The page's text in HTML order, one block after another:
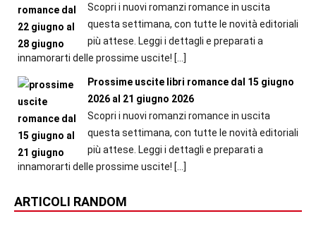
Scopri i nuovi romanzi romance in uscita
questa settimana, con tutte le novità editoriali
più attese. Leggi i dettagli e preparati a
innamorarti delle prossime uscite! […]
Prossime uscite libri romance dal 15 giugno
2026 al 21 giugno 2026
Scopri i nuovi romanzi romance in uscita
questa settimana, con tutte le novità editoriali
più attese. Leggi i dettagli e preparati a
innamorarti delle prossime uscite! […]
ARTICOLI RANDOM